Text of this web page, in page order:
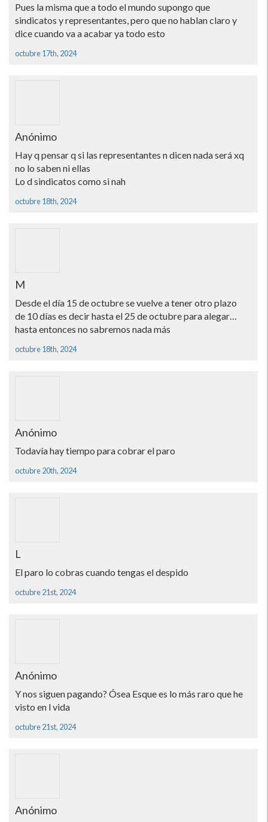
Pues la misma que a todo el mundo supongo que
sindicatos y representantes, pero que no hablan claro y
dice cuando va a acabar ya todo esto
octubre 17th, 2024
Anónimo
Hay q pensar q si las representantes n dicen nada será xq
no lo saben ni ellas
Lo d sindicatos como si nah
octubre 18th, 2024
M
Desde el día 15 de octubre se vuelve a tener otro plazo
de 10 días es decir hasta el 25 de octubre para alegar…
hasta entonces no sabremos nada más
octubre 18th, 2024
Anónimo
Todavía hay tiempo para cobrar el paro
octubre 20th, 2024
L
El paro lo cobras cuando tengas el despido
octubre 21st, 2024
Anónimo
Y nos siguen pagando? Ósea Esque es lo más raro que he
visto en l vida
octubre 21st, 2024
Anónimo